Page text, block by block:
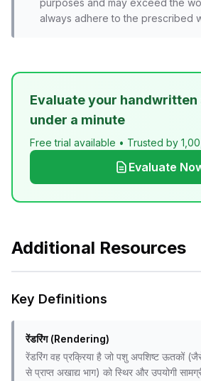
purposes and may exceed the
always adhere to the prescribed
Evaluate your handwritten
under a minute
Free trial available • Trusted by
Evaluate
Additional Resources
Key Definitions
रेंडरिंग (Rendering)
रेंडरिंग वह प्रक्रिया है जो पशु अपशिष्ट ऊतकों
से प्राप्त अखाद्य भाग) को स्थिर और उपयोगी